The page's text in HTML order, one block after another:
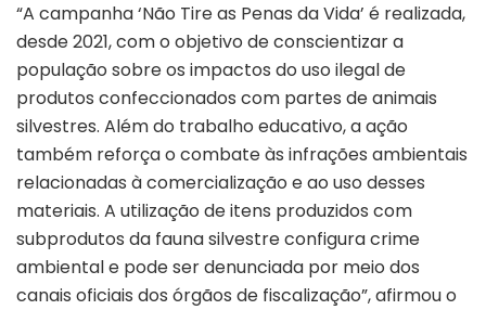
“A campanha ‘Não Tire as Penas da Vida’ é realizada,
desde 2021, com o objetivo de conscientizar a
população sobre os impactos do uso ilegal de
produtos confeccionados com partes de animais
silvestres. Além do trabalho educativo, a ação
também reforça o combate às infrações ambientais
relacionadas à comercialização e ao uso desses
materiais. A utilização de itens produzidos com
subprodutos da fauna silvestre configura crime
ambiental e pode ser denunciada por meio dos
canais oficiais dos órgãos de fiscalização”, afirmou o